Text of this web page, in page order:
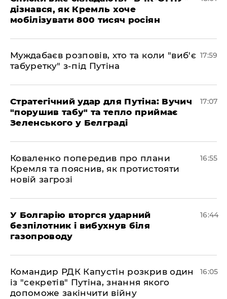
дізнався, як Кремль хоче
мобілізувати 800 тисяч росіян
Муждабаєв розповів, хто та коли "виб'є
табуретку" з-під Путіна
17:59
Стратегічний удар для Путіна: Вучич
"порушив табу" та тепло приймає
Зеленського у Белграді
17:07
Коваленко попередив про плани
Кремля та пояснив, як протистояти
новій загрозі
16:55
У Болгарію вторгся ударний
безпілотник і вибухнув біля
газопроводу
16:44
Командир РДК Капустін розкрив один
із "секретів" Путіна, знання якого
допоможе закінчити війну
16:05